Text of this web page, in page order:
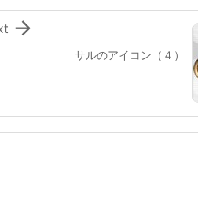
サルのアイコン（４）
